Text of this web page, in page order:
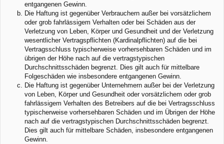
entgangenen Gewinn.
Die Haftung ist gegenüber Verbrauchern außer bei vorsätzlichem
oder grob fahrlässigem Verhalten oder bei Schäden aus der
Verletzung von Leben, Körper und Gesundheit und der Verletzung
wesentlicher Vertragspflichten (Kardinalpflichten) auf die bei
Vertragsschluss typischerweise vorhersehbaren Schäden und im
übrigen der Höhe nach auf die vertragstypischen
Durchschnittsschäden begrenzt. Dies gilt auch für mittelbare
Folgeschäden wie insbesondere entgangenen Gewinn.
Die Haftung ist gegenüber Unternehmern außer bei der Verletzung
von Leben, Körper und Gesundheit oder vorsätzlichem oder grob
fahrlässigem Verhalten des Betreibers auf die bei Vertragsschluss
typischerweise vorhersehbaren Schäden und im Übrigen der Höhe
nach auf die vertragstypischen Durchschnittsschäden begrenzt.
Dies gilt auch für mittelbare Schäden, insbesondere entgangenen
Gewinn.